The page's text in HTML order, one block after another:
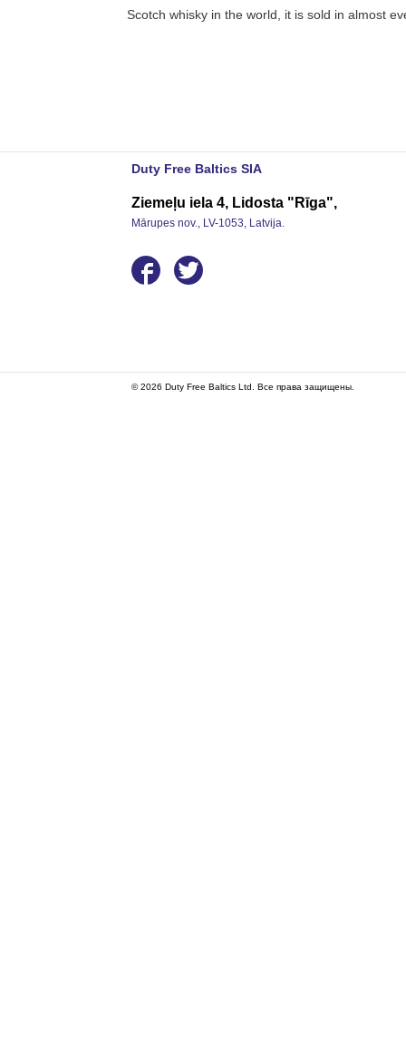
Scotch whisky in the world, it is sold in almost
Duty Free Baltics SIA
Ziemeļu iela 4, Lidosta "Rīga",
Mārupes nov., LV-1053, Latvija.
© 2026 Duty Free Baltics Ltd. Все права защищены.